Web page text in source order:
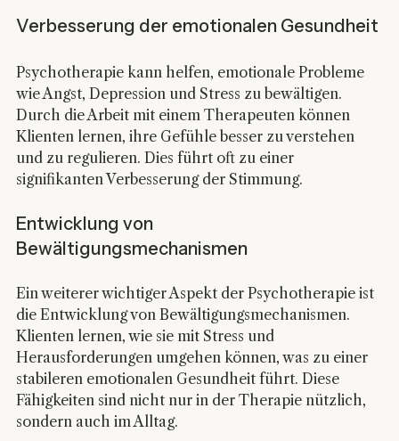
Verbesserung der emotionalen Gesundheit
Psychotherapie kann helfen, emotionale Probleme
wie Angst, Depression und Stress zu bewältigen.
Durch die Arbeit mit einem Therapeuten können
Klienten lernen, ihre Gefühle besser zu verstehen
und zu regulieren. Dies führt oft zu einer
signifikanten Verbesserung der Stimmung.
Entwicklung von
Bewältigungsmechanismen
Ein weiterer wichtiger Aspekt der Psychotherapie ist
die Entwicklung von Bewältigungsmechanismen.
Klienten lernen, wie sie mit Stress und
Herausforderungen umgehen können, was zu einer
stabileren emotionalen Gesundheit führt. Diese
Fähigkeiten sind nicht nur in der Therapie nützlich,
sondern auch im Alltag.